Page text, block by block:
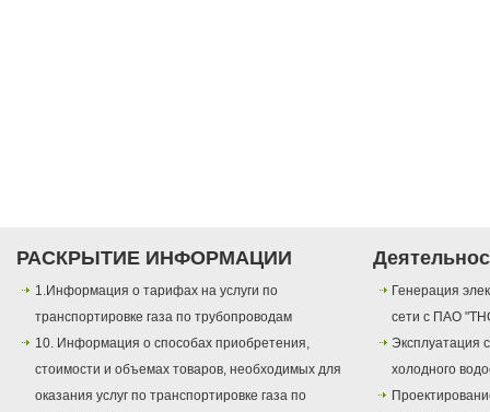
РАСКРЫТИЕ ИНФОРМАЦИИ
1.Информация о тарифах на услуги по
транспортировке газа по трубопроводам
10. Информация о способах приобретения,
стоимости и объемах товаров, необходимых для
оказания услуг по транспортировке газа по
Генерация
сети с ПАО
Эксплуатация
холодного